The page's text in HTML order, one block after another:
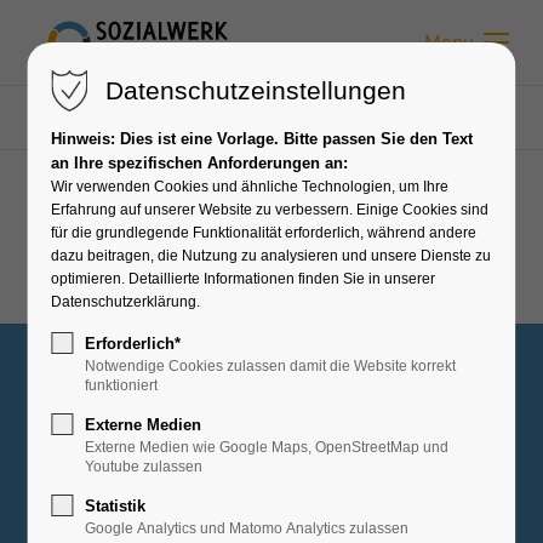
Menu
Einrichtungen
Kita Kleine Arche
Diese Seite befindet sich aktuell im Aufbau.
Datenschutzeinstellungen
Hinweis: Dies ist eine Vorlage. Bitte passen Sie den Text
an Ihre spezifischen Anforderungen an:
Wir verwenden Cookies und ähnliche Technologien, um Ihre
Erfahrung auf unserer Website zu verbessern. Einige Cookies sind
für die grundlegende Funktionalität erforderlich, während andere
dazu beitragen, die Nutzung zu analysieren und unsere Dienste zu
optimieren. Detaillierte Informationen finden Sie in unserer
Datenschutzerklärung.
Erforderlich*
Notwendige Cookies zulassen damit die Website korrekt
funktioniert
Externe Medien
Externe Medien wie Google Maps, OpenStreetMap und
Youtube zulassen
Statistik
Google Analytics und Matomo Analytics zulassen